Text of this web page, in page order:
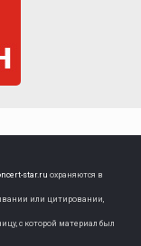
star.ru охраняются в
или цитировании,
с которой материал был